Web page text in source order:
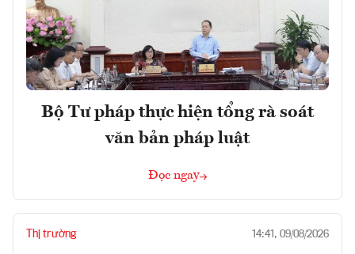
Bộ Tư pháp thực hiện tổng rà soát
văn bản pháp luật
Đọc ngay
Thị trường 14:41, 09/08/2026